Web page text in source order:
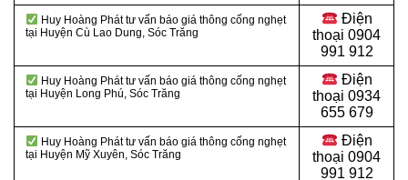
Huy Hoàng Phát tư vấn báo giá thông cống nghẹt
tại Huyện Cù Lao Dung, Sóc Trăng
Điện
thoại 0904
991 912
Huy Hoàng Phát tư vấn báo giá thông cống nghẹt
tại Huyện Long Phú, Sóc Trăng
Điện
thoại 0934
655 679
Huy Hoàng Phát tư vấn báo giá thông cống nghẹt
tại Huyện Mỹ Xuyên, Sóc Trăng
Điện
thoại 0904
991 912